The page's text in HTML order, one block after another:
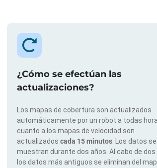
¿Cómo se efectúan las
actualizaciones?
Los mapas de cobertura son actualizados
automáticamente por un robot a todas
cuanto a los mapas de velocidad son
actualizados cada 15 minutos . Los datos se
muestran durante dos años. Al cabo de dos
los datos más antiguos se eliminan del